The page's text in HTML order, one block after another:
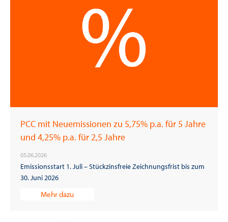
PCC mit Neuemissionen zu 5,75% p.a. für 5 Jahre
und 4,25% p.a. für 2,5 Jahre
05.06.2026
Emissionsstart 1. Juli – Stückzinsfreie Zeichnungsfrist bis zum
30. Juni 2026
Mehr dazu